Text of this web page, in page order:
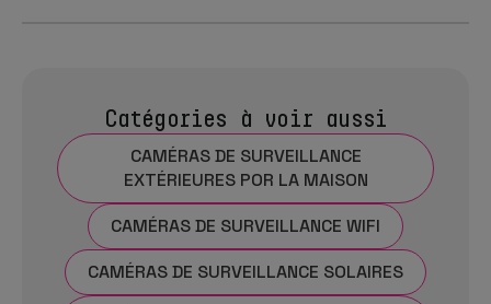
Catégories à voir aussi
CAMÉRAS DE SURVEILLANCE
EXTÉRIEURES POR LA MAISON
CAMÉRAS DE SURVEILLANCE WIFI
CAMÉRAS DE SURVEILLANCE SOLAIRES